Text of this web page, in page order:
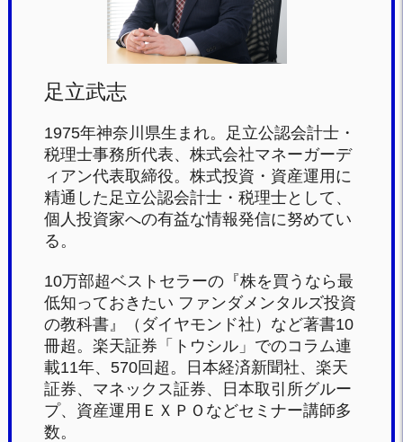
足立武志
1975年神奈川県生まれ。足立公認会計士・
税理士事務所代表、株式会社マネーガーデ
ィアン代表取締役。株式投資・資産運用に
精通した足立公認会計士・税理士として、
個人投資家への有益な情報発信に努めてい
る。
10万部超ベストセラーの『株を買うなら最
低知っておきたい ファンダメンタルズ投資
の教科書』（ダイヤモンド社）など著書10
冊超。楽天証券「トウシル」でのコラム連
載11年、570回超。日本経済新聞社、楽天
証券、マネックス証券、日本取引所グルー
プ、資産運用ＥＸＰＯなどセミナー講師多
数。